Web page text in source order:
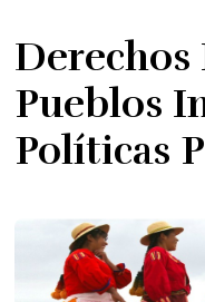
Derechos
Pueblos
Políticas